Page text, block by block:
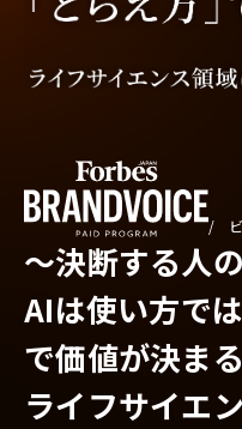
/ ビ
〜決断する人
AIは使い方で
で価値が決まる
ライフサイエ